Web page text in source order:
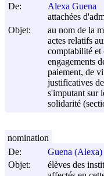
De:
Alexa Guena
attachées
Objet:
au nom de la
actes relatifs
comptabilité et
engagements
paiement, de
justificatives
s'imputant sur
solidarité
De:
Guena (Alexa)
Objet:
élèves des
nomination